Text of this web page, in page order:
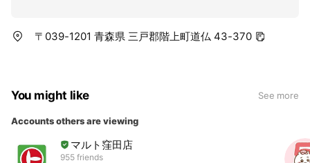
〒039-1201 青森県 三戸郡階上町道仏 43-370
You might like See more
Accounts others are viewing
マルト窪田店
955 friends